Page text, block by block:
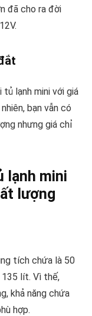
đã cho ra đời
lạnh mini với giá
bạn vẫn có
nhưng giá chỉ
lạnh mini
lượng
tích chứa là 50
lít. Vì thế,
khả năng chứa
hợp.